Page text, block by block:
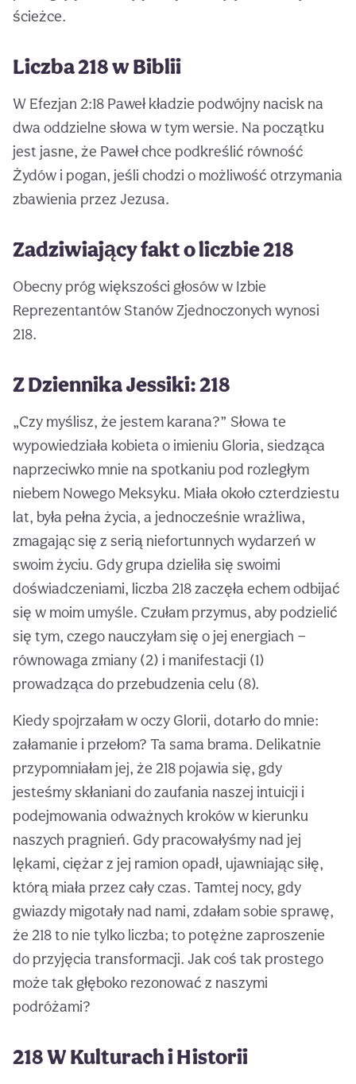
ścieżce.
Liczba 218 w Biblii
W Efezjan 2:18 Paweł kładzie podwójny nacisk na
dwa oddzielne słowa w tym wersie. Na początku
jest jasne, że Paweł chce podkreślić równość
Żydów i pogan, jeśli chodzi o możliwość otrzymania
zbawienia przez Jezusa.
Zadziwiający fakt o liczbie 218
Obecny próg większości głosów w Izbie
Reprezentantów Stanów Zjednoczonych wynosi
218.
Z Dziennika Jessiki: 218
„Czy myślisz, że jestem karana?” Słowa te
wypowiedziała kobieta o imieniu Gloria, siedząca
naprzeciwko mnie na spotkaniu pod rozległym
niebem Nowego Meksyku. Miała około czterdziestu
lat, była pełna życia, a jednocześnie wrażliwa,
zmagając się z serią niefortunnych wydarzeń w
swoim życiu. Gdy grupa dzieliła się swoimi
doświadczeniami, liczba 218 zaczęła echem odbijać
się w moim umyśle. Czułam przymus, aby podzielić
się tym, czego nauczyłam się o jej energiach —
równowaga zmiany (2) i manifestacji (1)
prowadząca do przebudzenia celu (8).
Kiedy spojrzałam w oczy Glorii, dotarło do mnie:
załamanie i przełom? Ta sama brama. Delikatnie
przypomniałam jej, że 218 pojawia się, gdy
jesteśmy skłaniani do zaufania naszej intuicji i
podejmowania odważnych kroków w kierunku
naszych pragnień. Gdy pracowałyśmy nad jej
lękami, ciężar z jej ramion opadł, ujawniając siłę,
którą miała przez cały czas. Tamtej nocy, gdy
gwiazdy migotały nad nami, zdałam sobie sprawę,
że 218 to nie tylko liczba; to potężne zaproszenie
do przyjęcia transformacji. Jak coś tak prostego
może tak głęboko rezonować z naszymi
podróżami?
218 W Kulturach i Historii